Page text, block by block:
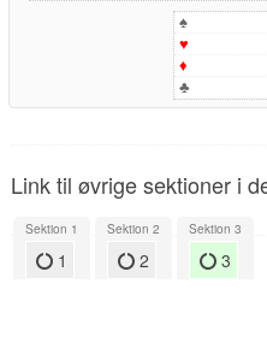
♠
♥
♦
♣
Link til øvrige sektioner i
Sektion 1
1
Sektion 2
2
Sektion 3
3